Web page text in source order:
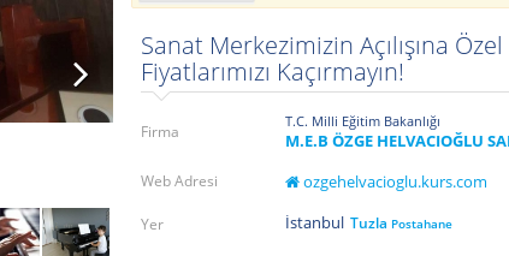
Sanat Merkezimizin Açılışına
Fiyatlarımızı Kaçırmayın!
Firma
T.C. Milli Eğitim Bakanlığı
M.E.B ÖZGE HELVACIOĞLU
Web Adresi ozgehelvacioglu.kurs.com
Yer İstanbul Tuzla Postahane